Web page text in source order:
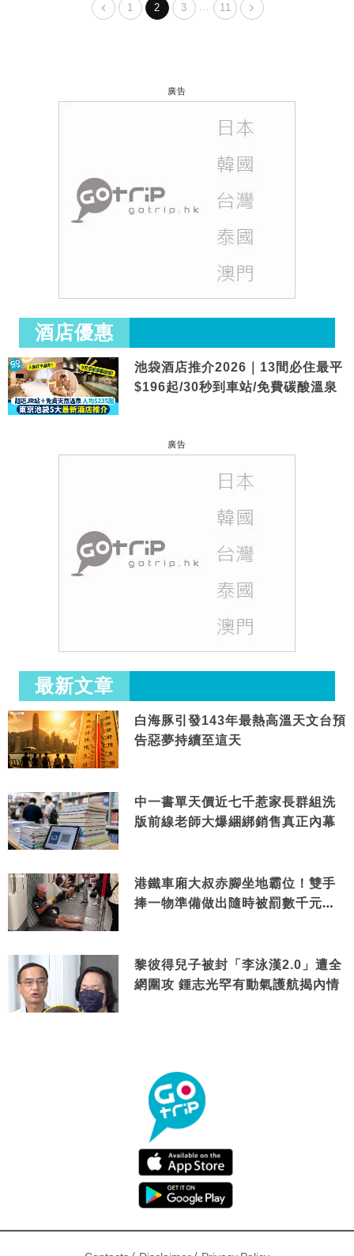
1 2 3 … 11
廣告
酒店優惠
池袋酒店推介2026｜13間必住最平
$196起/30秒到車站/免費碳酸溫泉
廣告
最新文章
白海豚引發143年最熱高溫天文台預
告惡夢持續至這天
中一書單天價近七千惹家長群組洗
版前線老師大爆綑綁銷售真正內幕
港鐵車廂大叔赤腳坐地霸位！雙手
捧一物準備做出隨時被罰數千元舉
黎彼得兒子被封「李泳漢2.0」遭全
網圍攻 鍾志光罕有動氣護航揭內情